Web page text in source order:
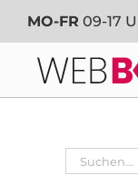
Inhalt
springen
MO-FR 09-17